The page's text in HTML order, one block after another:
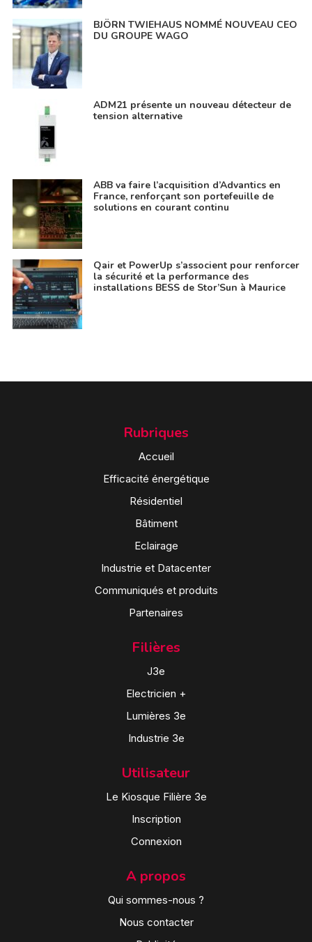
BJÖRN TWIEHAUS NOMMÉ NOUVEAU CEO
DU GROUPE WAGO
ADM21 présente un nouveau détecteur de
tension alternative
ABB va faire l’acquisition d’Advantics en
France, renforçant son portefeuille de
solutions en courant continu
Qair et PowerUp s’associent pour renforcer
la sécurité et la performance des
installations BESS de Stor’Sun à Maurice
Rubriques
Accueil
Efficacité énergétique
Résidentiel
Bâtiment
Eclairage
Industrie et Datacenter
Communiqués et produits
Partenaires
Filières
J3e
Electricien +
Lumières 3e
Industrie 3e
Utilisateur
Le Kiosque Filière 3e
Inscription
Connexion
A propos
Qui sommes-nous ?
Nous contacter